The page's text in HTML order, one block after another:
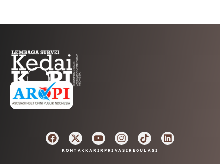
AFILIASI
KONTAK KARIRPRIVASI REGULASI